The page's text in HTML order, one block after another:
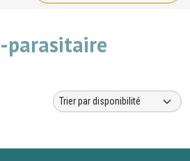
parasitaire